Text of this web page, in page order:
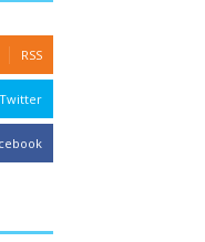
RSS
Twitter